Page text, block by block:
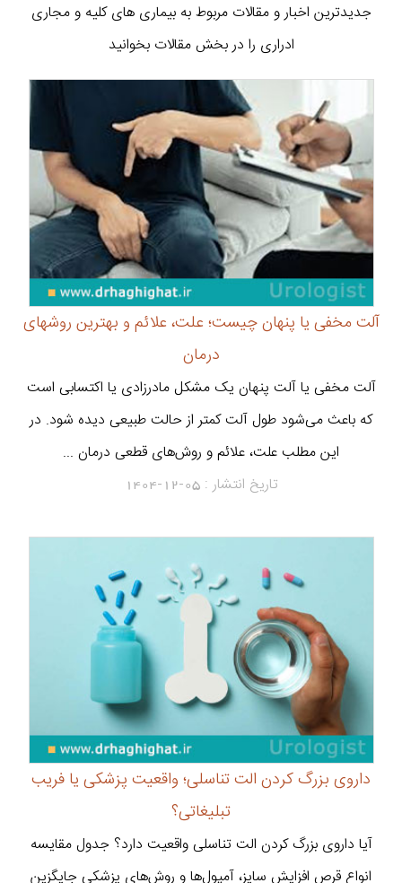
جدیدترین اخبار و مقالات مربوط به بیماری های کلیه و مجاری
ادراری را در بخش مقالات بخوانید
آلت مخفی یا پنهان چیست؛ علت، علائم و بهترین روشهای
درمان
آلت مخفی یا آلت پنهان یک مشکل مادرزادی یا اکتسابی است
که باعث می‌شود طول آلت کمتر از حالت طبیعی دیده شود. در
این مطلب علت، علائم و روش‌های قطعی درمان ...
تاریخ انتشار :1404-12-05
داروی بزرگ کردن الت تناسلی؛ واقعیت پزشکی یا فریب
تبلیغاتی؟
آیا داروی بزرگ کردن الت تناسلی واقعیت دارد؟ جدول مقایسه
انواع قرص افزایش سایز، آمپول‌ها و روش‌های پزشکی جایگزین